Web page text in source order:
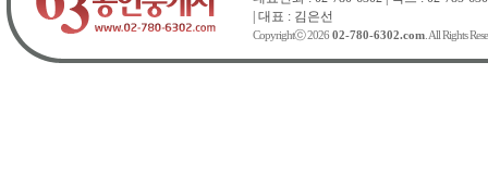
| 대표 : 김은선
Copyrightⓒ 2026 02-780-6302.com. All Rights